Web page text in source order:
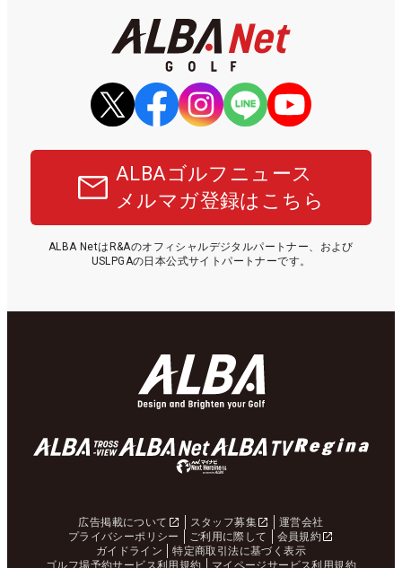
ALBAゴルフニュース
メルマガ登録はこちら
ALBA NetはR&Aのオフィシャルデジタルパートナー、および
USLPGAの日本公式サイトパートナーです。
広告掲載について スタッフ募集
運営会社
プライバシーポリシー
ご利用に際して
会員規約
ガイドライン
特定商取引法に基づく表示
ゴルフ場予約サービス利用規約
マイページサービス利用規約